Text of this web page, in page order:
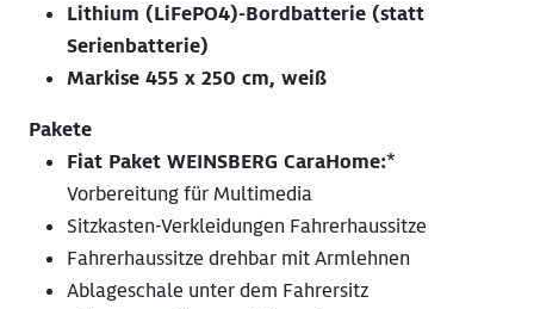
Lithium (LiFePO4)-Bordbatterie (statt
Serienbatterie)
Markise 455 x 250 cm, weiß
Pakete
Fiat Paket WEINSBERG CaraHome:*
Vorbereitung für Multimedia
Sitzkasten-Verkleidungen Fahrerhaussitze
Fahrerhaussitze drehbar mit Armlehnen
Ablageschale unter dem Fahrersitz